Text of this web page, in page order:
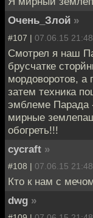
Очень_Злой »
#107 | 07.06.15 21:48
Смотрел я наш
брусчатке
мордоворотов, а
затем техника
эмблеме Парада
мирные
обогреть!!!
cycraft »
#108 | 07.06.15 21:48
Кто к нам с
dwg »